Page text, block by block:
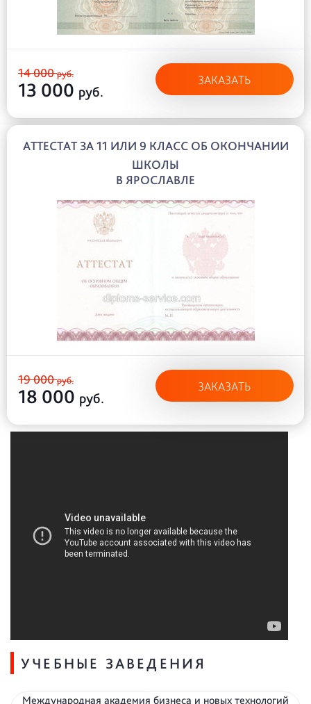
14 000руб.
13 000 руб.
ЗАКАЗАТЬ
АТТЕСТАТ ЗА 11 ИЛИ 9 КЛАСС ОБ ОКОНЧАНИИ
ШКОЛЫ
В ЯРОСЛАВЛЕ
19 000руб.
18 000 руб.
ЗАКАЗАТЬ
УЧЕБНЫЕ ЗАВЕДЕНИЯ
Международная академия бизнеса и новых технологий